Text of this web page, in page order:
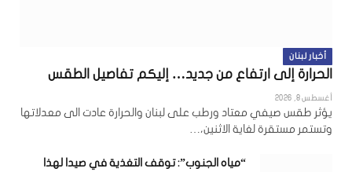
أخبار لبنان
الحرارة إلى ارتفاع من جديد… إليكم تفاصيل الطقس
أغسطس 8, 2026
يؤثر طقس صيفي معتاد ورطب على لبنان والحرارة عادت الى معدلاتها
وتستمر مستقرة لغاية الاثنين،…
“مياه الجنوب”: توقف التغذية في صيدا لهذا